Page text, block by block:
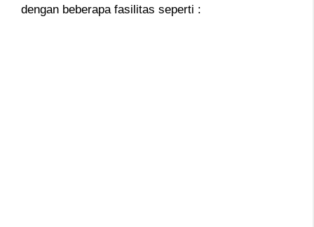
dengan beberapa fasilitas seperti :